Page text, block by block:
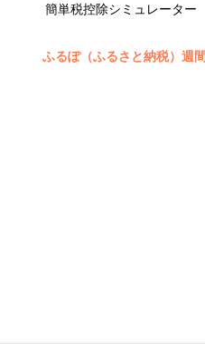
簡単税控除シミュレーター
ふるぽ（ふるさと納税）週